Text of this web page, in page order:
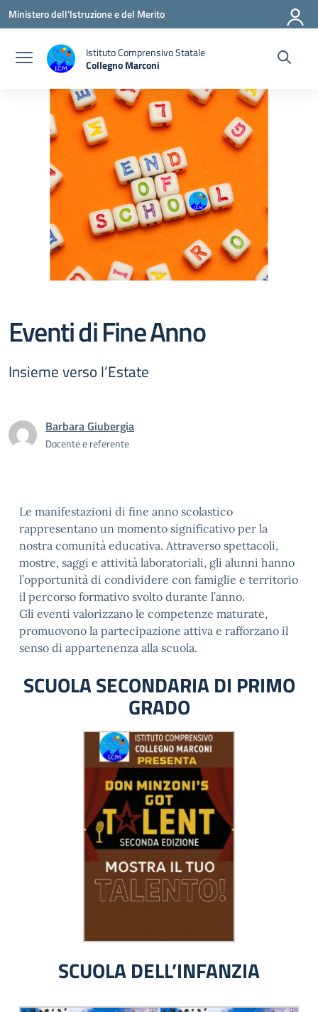
Vai ai contenuti
Vai al menu di navigazione
Vai al footer
Ministero dell'Istruzione e del Merito
Istituto Comprensivo Statale
Collegno Marconi
Eventi di Fine Anno
Insieme verso l’Estate
Barbara Giubergia
Docente e referente
Le manifestazioni di fine anno scolastico
rappresentano un momento significativo per la
nostra comunità educativa. Attraverso spettacoli,
mostre, saggi e attività laboratoriali, gli alunni hanno
l’opportunità di condividere con famiglie e territorio
il percorso formativo svolto durante l’anno.
Gli eventi valorizzano le competenze maturate,
promuovono la partecipazione attiva e rafforzano il
senso di appartenenza alla scuola.
SCUOLA SECONDARIA DI PRIMO
GRADO
SCUOLA DELL’INFANZIA